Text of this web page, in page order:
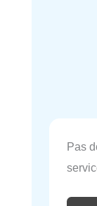
Pas